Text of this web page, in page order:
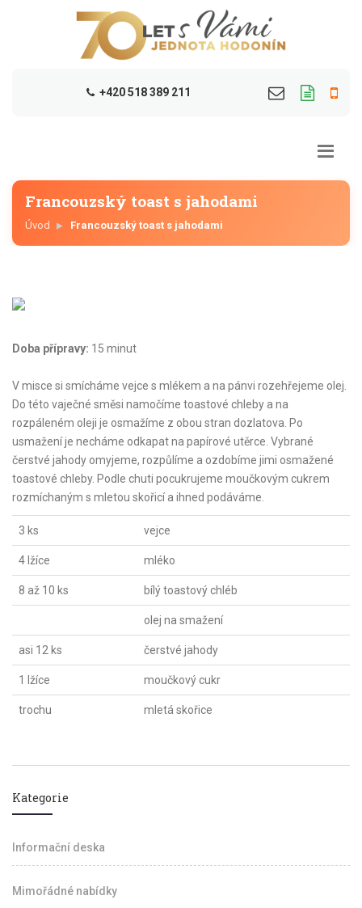
+420 518 389 211
Francouzský toast s jahodami
Úvod Francouzský toast s jahodami
Doba přípravy: 15 minut
V misce si smícháme vejce s mlékem a na pánvi rozehřejeme olej.
Do této vaječné směsi namočíme toastové chleby a na
rozpáleném oleji je osmažíme z obou stran dozlatova. Po
usmažení je necháme odkapat na papírové utěrce. Vybrané
čerstvé jahody omyjeme, rozpůlíme a ozdobíme jimi osmažené
toastové chleby. Podle chuti pocukrujeme moučkovým cukrem
rozmíchaným s mletou skořicí a ihned podáváme.
3 ks vejce
4 lžíce mléko
8 až 10 ks bílý toastový chléb
olej na smažení
asi 12 ks čerstvé jahody
1 lžíce moučkový cukr
trochu mletá skořice
Kategorie
Informační deska
Mimořádné nabídky